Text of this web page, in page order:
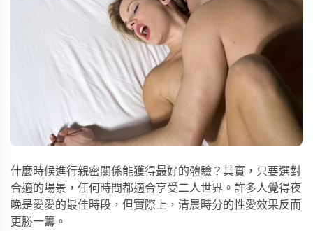
什麼時候進行親密關係能獲得最好的體驗？其實，只要選對
合適的場景，任何時間都適合享受二人世界。許多人覺得夜
晚是愛愛的最佳時段，但實際上，清晨時分的性愛效果反而
更勝一籌。